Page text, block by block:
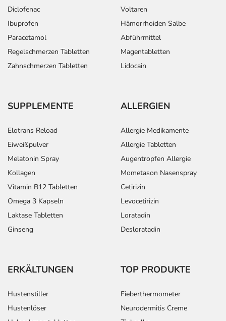
Diclofenac
Ibuprofen
Paracetamol
Regelschmerzen Tabletten
Zahnschmerzen Tabletten
Voltaren
Hämorrhoiden Salbe
Abführmittel
Magentabletten
Lidocain
SUPPLEMENTE
Elotrans Reload
Eiweißpulver
Melatonin Spray
Kollagen
Vitamin B12 Tabletten
Omega 3 Kapseln
Laktase Tabletten
Ginseng
ALLERGIEN
Allergie Medikamente
Allergie Tabletten
Augentropfen Allergie
Mometason Nasenspray
Cetirizin
Levocetirizin
Loratadin
Desloratadin
ERKÄLTUNGEN
Hustenstiller
Hustenlöser
TOP PRODUKTE
Fieberthermometer
Neurodermitis Creme